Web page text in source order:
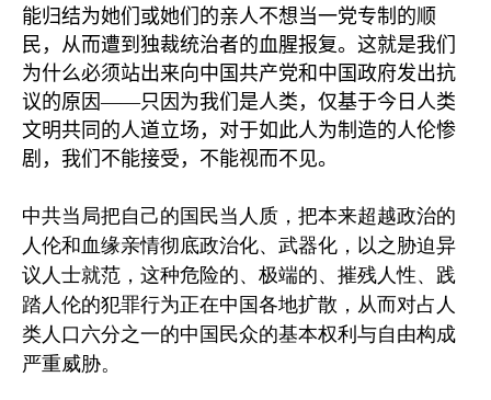
能归结为她们或她们的亲人不想当一党专制的顺
民，从而遭到独裁统治者的血腥报复。这就是我们
为什么必须站出来向中国共产党和中国政府发出抗
议的原因——只因为我们是人类，仅基于今日人类
文明共同的人道立场，对于如此人为制造的人伦惨
剧，我们不能接受，不能视而不见。
中共当局把自己的国民当人质，把本来超越政治的
人伦和血缘亲情彻底政治化、武器化，以之胁迫异
议人士就范，这种危险的、极端的、摧残人性、践
踏人伦的犯罪行为正在中国各地扩散，从而对占人
类人口六分之一的中国民众的基本权利与自由构成
严重威胁。